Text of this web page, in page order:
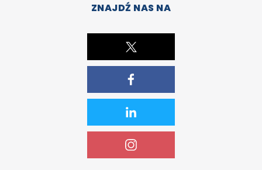
ZNAJDŹ NAS NA